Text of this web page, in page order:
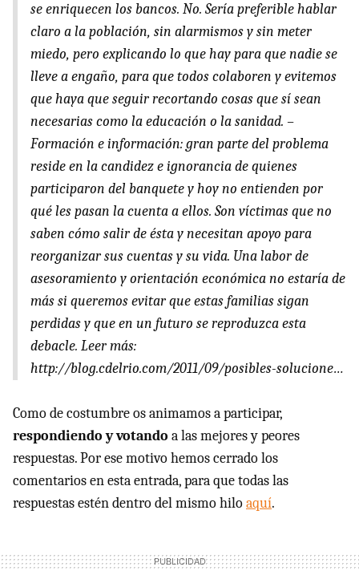
se enriquecen los bancos. No. Sería preferible hablar
claro a la población, sin alarmismos y sin meter
miedo, pero explicando lo que hay para que nadie se
lleve a engaño, para que todos colaboren y evitemos
que haya que seguir recortando cosas que sí sean
necesarias como la educación o la sanidad. –
Formación e información: gran parte del problema
reside en la candidez e ignorancia de quienes
participaron del banquete y hoy no entienden por
qué les pasan la cuenta a ellos. Son víctimas que no
saben cómo salir de ésta y necesitan apoyo para
reorganizar sus cuentas y su vida. Una labor de
asesoramiento y orientación económica no estaría de
más si queremos evitar que estas familias sigan
perdidas y que en un futuro se reproduzca esta
debacle. Leer más:
http://blog.cdelrio.com/2011/09/posibles-solucione…
Como de costumbre os animamos a participar,
respondiendo y votando a las mejores y peores
respuestas. Por ese motivo hemos cerrado los
comentarios en esta entrada, para que todas las
respuestas estén dentro del mismo hiloaquí.